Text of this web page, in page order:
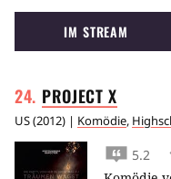
Unfall
sich als
hoch im
seinem
eine
IM STREAM
PROJECTX
US(2012) | Komödie,
5.2